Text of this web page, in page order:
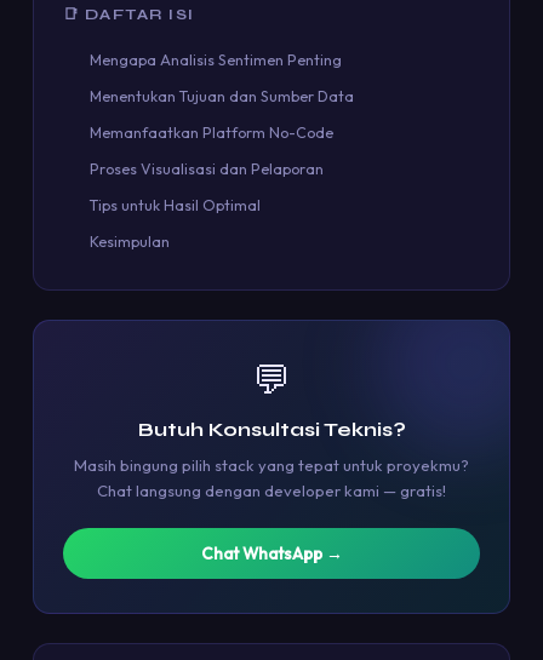
📑 DAFTAR ISI
Mengapa Analisis Sentimen Penting
Menentukan Tujuan dan Sumber Data
Memanfaatkan Platform No-Code
Proses Visualisasi dan Pelaporan
Tips untuk Hasil Optimal
Kesimpulan
💬
Butuh Konsultasi Teknis?
Masih bingung pilih stack yang tepat untuk proyekmu?
Chat langsung dengan developer kami — gratis!
Chat WhatsApp →